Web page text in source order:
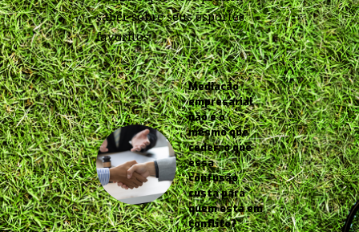
saber sobre seus esportes
favoritos.
Mediação
empresarial
não é o
mesmo que
ceder: o que
essa
confusão
custa para
quem está em
conflito?